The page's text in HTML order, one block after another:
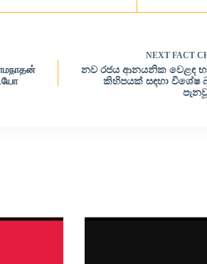
NEXT FACT
නව රජය ආනයනික වෙළඳ
කිහිපයක් සඳහා විශේෂ